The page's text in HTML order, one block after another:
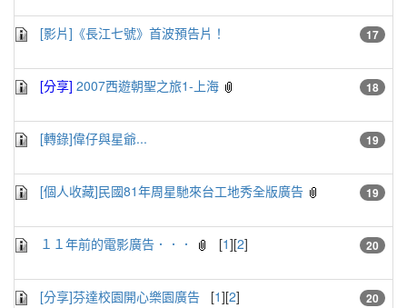
[影片]《長江七號》首波預告片！ 17
[分享] 2007西遊朝聖之旅1-上海 18
[轉錄]偉仔與星爺... 19
[個人收藏]民國81年周星馳來台工地秀全版廣告 19
１１年前的電影廣告．．． [1][2] 20
[分享]芬達校園開心樂園廣告 [1][2] 20